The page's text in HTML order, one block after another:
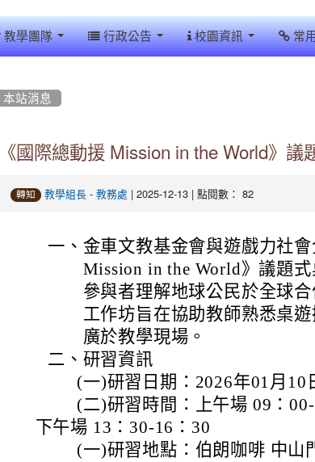
教學團隊 行政公告 校園資訊 常
本站消息
《國際總動援 Mission in the World》議
轉知 教學組長- 教務處 | 2025-12-13 | 點閱數： 82
一、 金車文教基金會與遊戲力社
Mission in the World》議題
參與者理解地球公民於全球
工作坊旨在協助教師熟悉桌
廣於教學現場。
二、 研習資訊
(一)研習日期：2026年01月10
(二)研習時間：上午場 09：
下午場 13：30-16：30
(一)研習地點：伯朗咖啡 中山